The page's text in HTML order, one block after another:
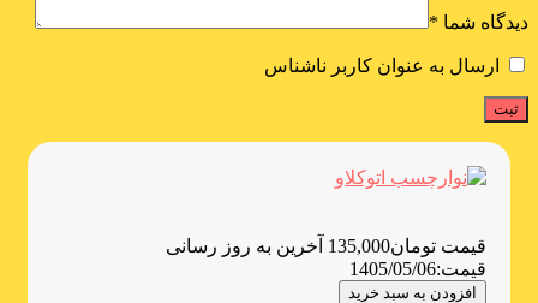
دیدگاه شما *
ارسال به عنوان کاربر ناشناس
قیمت تومان135,000 آخرین به روز رسانی
قیمت:1405/05/06
افزودن به سبد خرید